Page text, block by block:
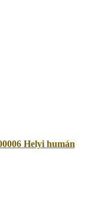
Helyi humán